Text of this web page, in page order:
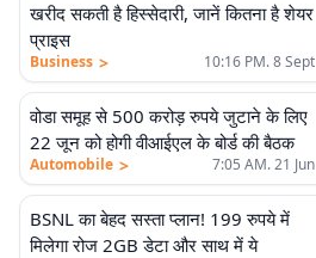
खरीद सकती है हिस्सेदारी, जानें कितना है शेयर
प्राइस
Business > 10:16 PM. 8 Sept
वोडा समूह से 500 करोड़ रुपये जुटाने के लिए
22 जून को होगी वीआईएल के बोर्ड की बैठक
Automobile > 7:05 AM. 21 Jun
BSNL का बेहद सस्ता प्लान! 199 रुपये में
मिलेगा रोज 2GB डेटा और साथ में ये